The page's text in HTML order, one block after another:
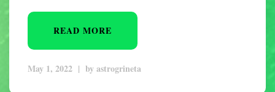
READ MORE
May 1, 2022 | byastrogrineta